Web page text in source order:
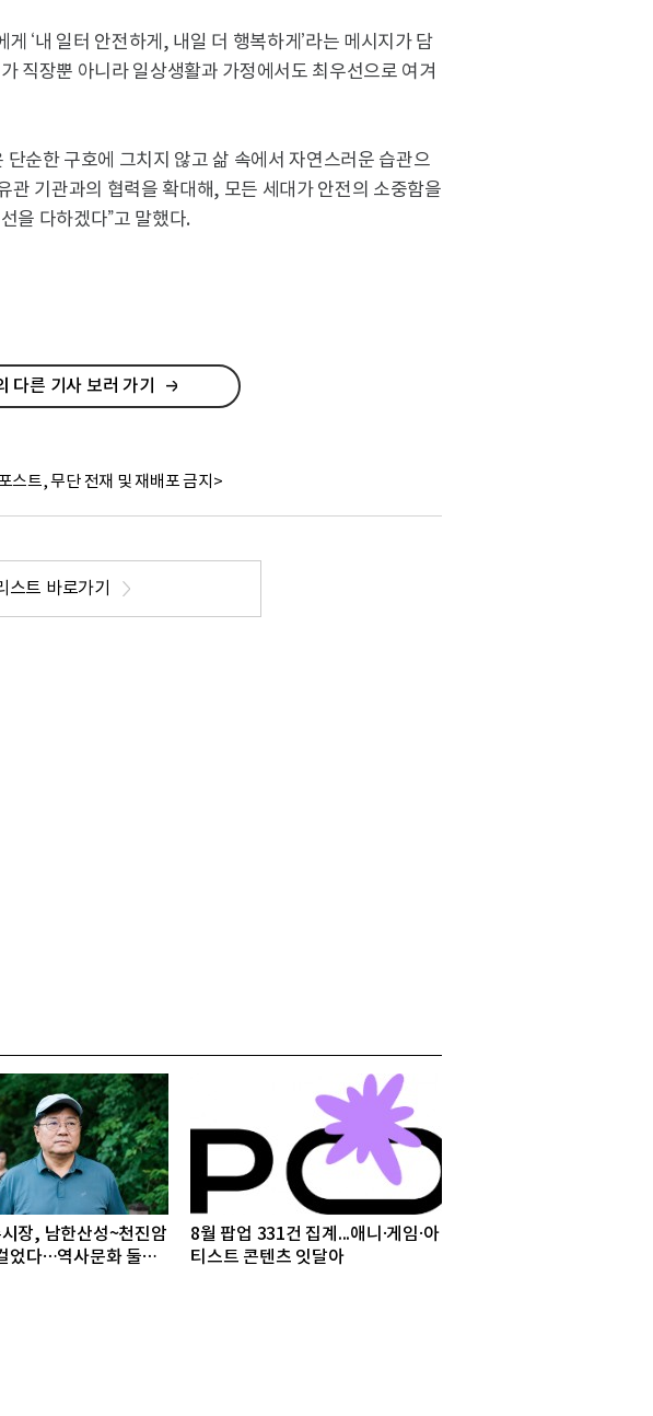
‘내 일터 안전하게, 내일 더 행복하게’라는 메시지가 담
직장뿐 아니라 일상생활과 가정에서도 최우선으로 여겨
순한 구호에 그치지 않고 삶 속에서 자연스러운 습관으
관 기관과의 협력을 확대해, 모든 세대가 안전의 소중함을
을 다하겠다”고 말했다.
다른 기사 보러 가기
스트, 무단 전재 및 재배포 금지>
스트 바로가기
장, 남한산성~천진암
었다…역사문화 둘레
8월 팝업 331건 집계...애니·게임·아
티스트 콘텐츠 잇달아